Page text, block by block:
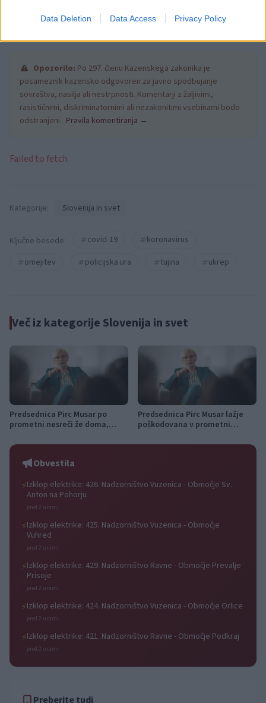
Data Deletion Data Access Privacy Policy
Opozorilo: Po 297. členu Kazenskega zakonika je
posameznik kazensko odgovoren za javno spodbujanje
sovraštva, nasilja ali nestrpnosti. Komentarji z žaljivimi,
rasističnimi, diskriminatornimi ali nezakonitimi vsebinami bodo
odstranjeni. Pravila komentiranja →
Failed to fetch
Kategorije: Slovenija in svet
Ključne besede: covid-19
koronavirus
omejitev
policijska ura tujina ukrep
Več iz kategorije Slovenija in svet
Predsednica Pirc Musar po
prometni nesreči že doma,
bolnišnici
Predsednica Pirc Musar lažje
poškodovana v prometni
Obvestila
⚡Izklop elektrike: 426. Nadzorništvo Vuzenica - Območje Sv.
Anton na Pohorju
pred 2 urami
⚡Izklop elektrike: 425. Nadzorništvo Vuzenica - Območje
Vuhred
pred 2 urami
⚡Izklop elektrike: 429. Nadzorništvo Ravne - Območje Prevalje
Prisoje
pred 2 urami
⚡Izklop elektrike: 424. Nadzorništvo Vuzenica - Območje Orlice
pred 2 urami
⚡Izklop elektrike: 421. Nadzorništvo Ravne - Območje Podkraj
pred 2 urami
Preberite tudi